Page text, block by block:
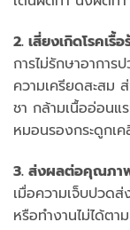
2. เสี่ยงเกิดโรคเรื้
การไม่รักษาอาการ
ความเครียดสะสม
ชา กล้ามเนื้ออ่อนแ
หมอนรองกระดูกเ
3. ส่งผลต่อคุณภา
เมื่อความเจ็บปวด
หรือทำงานไม่ได้ต